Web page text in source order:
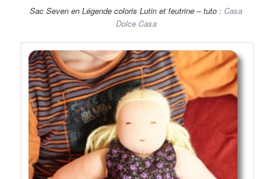
Sac Seven en Légende coloris Lutin et feutrine – tuto : Casa
Dolce Casa